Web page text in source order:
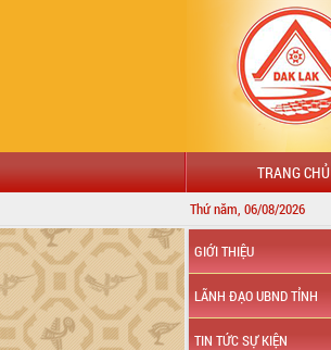
TRANG CHỦ
Thứ năm, 06/08/2026
GIỚI THIỆU
LÃNH ĐẠO UBND TỈNH
TIN TỨC SỰ KIỆN